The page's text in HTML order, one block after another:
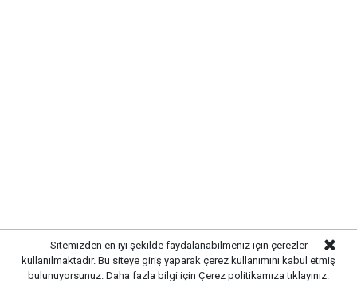
Sitemizden en iyi şekilde faydalanabilmeniz için çerezler
kullanılmaktadır. Bu siteye giriş yaparak çerez kullanımını kabul etmiş
bulunuyorsunuz. Daha fazla bilgi için Çerez politikamıza tıklayınız.